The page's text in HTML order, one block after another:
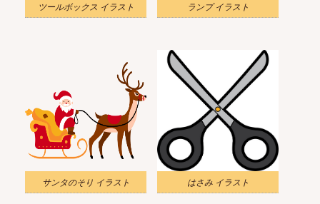
ツールボックス イラスト ランプ イラスト
サンタのそり イラスト はさみ イラスト